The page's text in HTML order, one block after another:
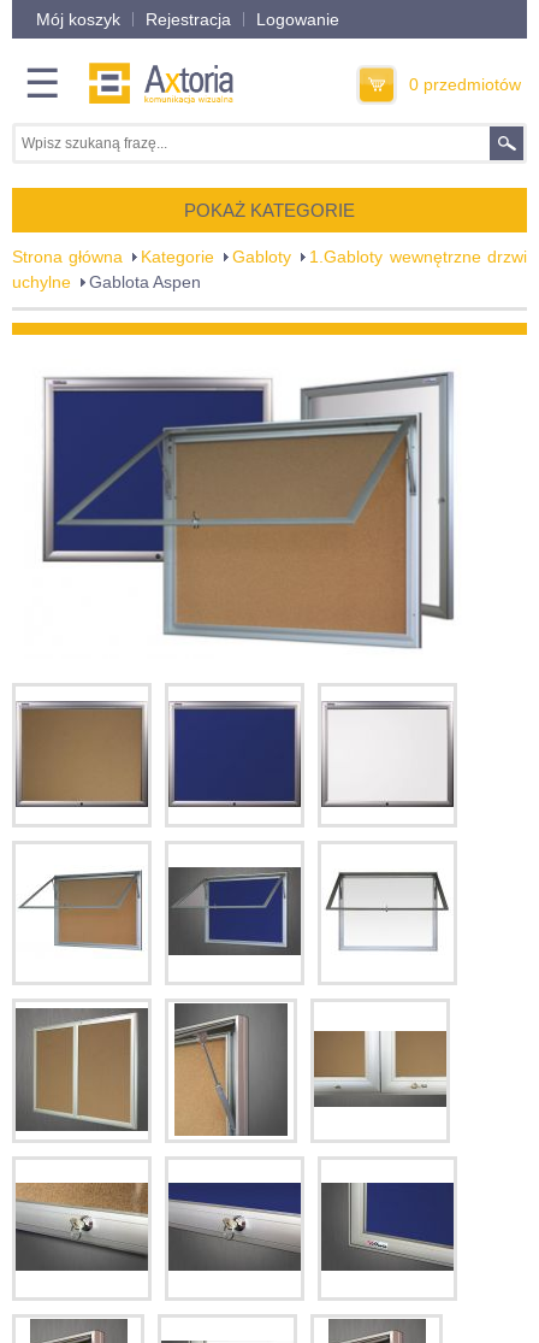
Mój koszyk Rejestracja Logowanie
☰ 0 przedmiotów
POKAŻ KATEGORIE
Strona główna Kategorie Gabloty
1.Gabloty wewnętrzne drzwi
uchylne
Gablota Aspen